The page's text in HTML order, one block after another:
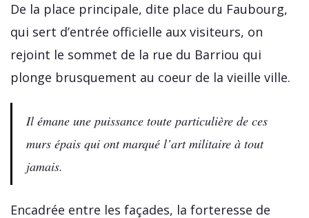
De la place principale, dite place du Faubourg,
qui sert d’entrée officielle aux visiteurs, on
rejoint le sommet de la rue du Barriou qui
plonge brusquement au coeur de la vieille ville.
Il émane une puissance toute particulière de ces
murs épais qui ont marqué l’art militaire à tout
jamais.
Encadrée entre les façades, la forteresse de